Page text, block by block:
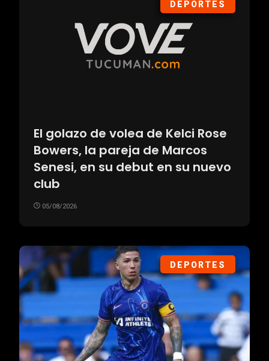
DEPORTES
El golazo de volea de Kelci Rose
Bowers, la pareja de Marcos
Senesi, en su debut en su nuevo
club
05/08/2026
DEPORTES